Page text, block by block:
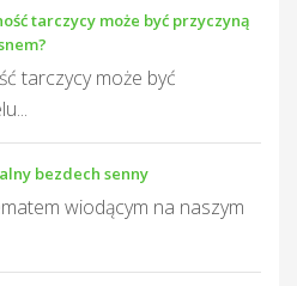
tarczycy może być przyczyną
tarczycy może być
bezdech senny
wiodącym na naszym